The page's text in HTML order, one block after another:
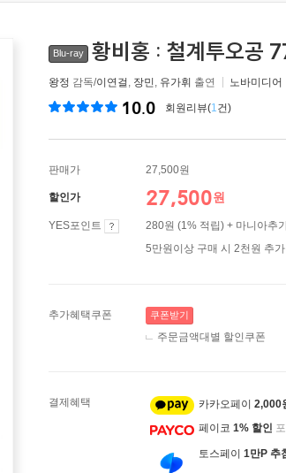
Blu-ray 황비홍 : 철계투오공
왕정 감독/이연걸 , 장민 , 유가휘 출연 노바미디어
10.0 회원리뷰(1건)
판매가 27,500원
할인가 27,500원
YES포인트
280원 (1% 적립) + 마니아추
5만원이상 구매 시 2천원 추가
추가혜택쿠폰 쿠폰받기
주문금액대별 할인쿠폰
결제혜택 카카오페이 2,000
페이코 1% 할인
토스페이 1만P 추